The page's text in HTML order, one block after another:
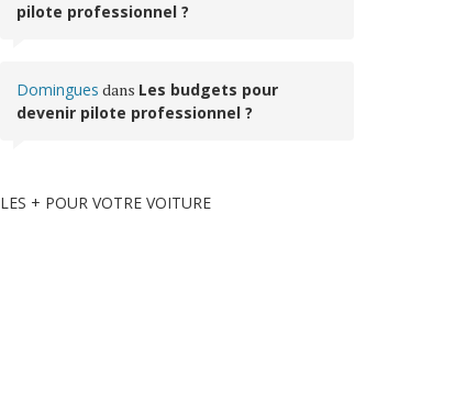
pilote professionnel ?
Domingues dans Les budgets pour
devenir pilote professionnel ?
LES + POUR VOTRE VOITURE